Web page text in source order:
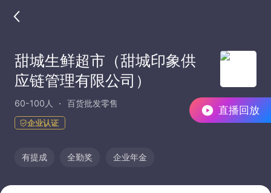
直播回放
甜城生鲜超市（甜城印象供
应链管理有限公司）
60-100人 百货批发零售
企业认证
有提成 全勤奖 企业年金